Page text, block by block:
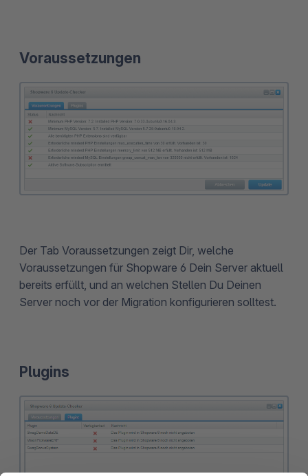
Voraussetzungen
Der Tab Voraussetzungen zeigt Dir, welche
Voraussetzungen für Shopware 6 Dein Server aktuell
bereits erfüllt, und an welchen Stellen Du Deinen
Server noch vor der Migration konfigurieren solltest.
Plugins